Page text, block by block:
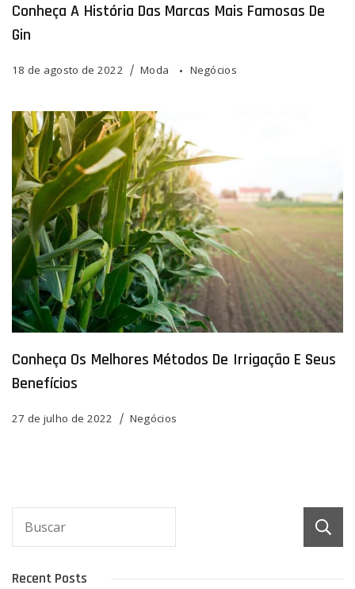
Conheça A História Das Marcas Mais Famosas De
Gin
18 de agosto de 2022 Moda Negócios
Conheça Os Melhores Métodos De Irrigação E Seus
Benefícios
27 de julho de 2022 Negócios
Recent Posts